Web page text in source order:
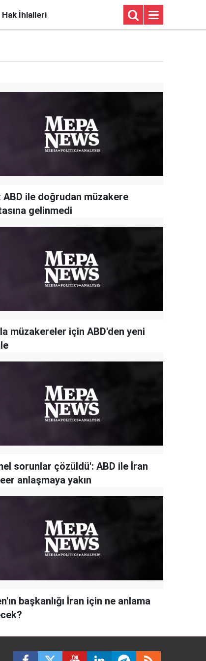
Hak İhlalleri
ABD ile doğrudan müzakere
gelinmedi
müzakereler için ABD'den yeni
sorunlar çözüldü': ABD ile İran
anlaşmaya yakın
başkanlığı İran için ne anlama